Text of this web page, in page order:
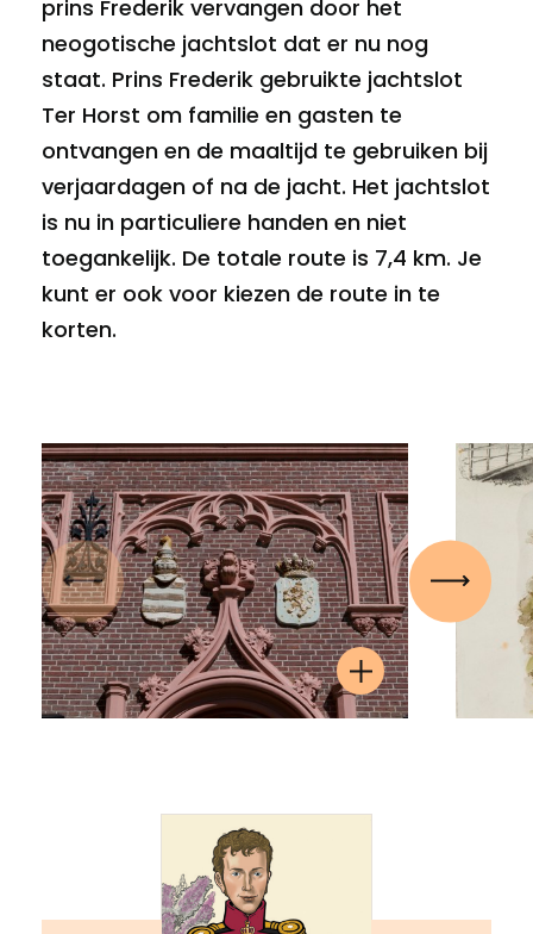
prins Frederik vervangen door het
neogotische jachtslot dat er nu nog
staat. Prins Frederik gebruikte jachtslot
Ter Horst om familie en gasten te
ontvangen en de maaltijd te gebruiken bij
verjaardagen of na de jacht. Het jachtslot
is nu in particuliere handen en niet
toegankelijk. De totale route is 7,4 km. Je
kunt er ook voor kiezen de route in te
korten.
Vorige